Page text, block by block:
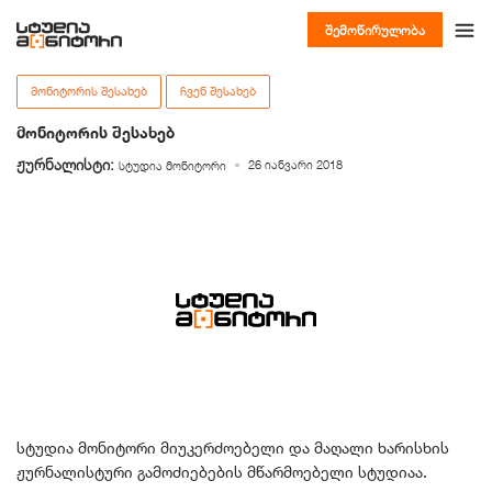
შემოწირულობა
ᲛᲝᲜᲘᲢᲝᲠᲘᲡ ᲨᲔᲡᲐᲮᲔᲑ ᲩᲕᲔᲜ ᲨᲔᲡᲐᲮᲔᲑ
მონიტორის შესახებ
ჟურნალისტი: სტუდია მონიტორი 26 იანვარი 2018
სტუდია მონიტორი მიუკერძოებელი და მაღალი ხარისხის
ჟურნალისტური გამოძიებების მწარმოებელი სტუდიაა.